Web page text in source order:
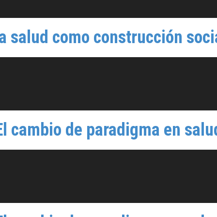
salud como construcción
cambio de paradigma en